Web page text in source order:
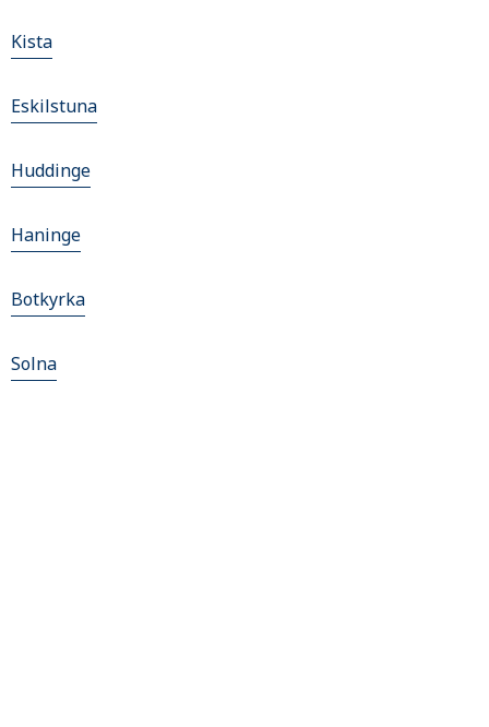
Kista
Eskilstuna
Huddinge
Haninge
Botkyrka
Solna